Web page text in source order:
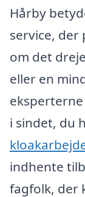
Hårby
service, der
om det
eller en
i sindet, du
indhente
fagfolk, der